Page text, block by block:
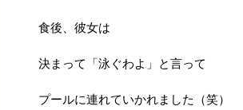
食後、彼女は
決まって「泳ぐわよ」と言って
プールに連れていかれました（笑）